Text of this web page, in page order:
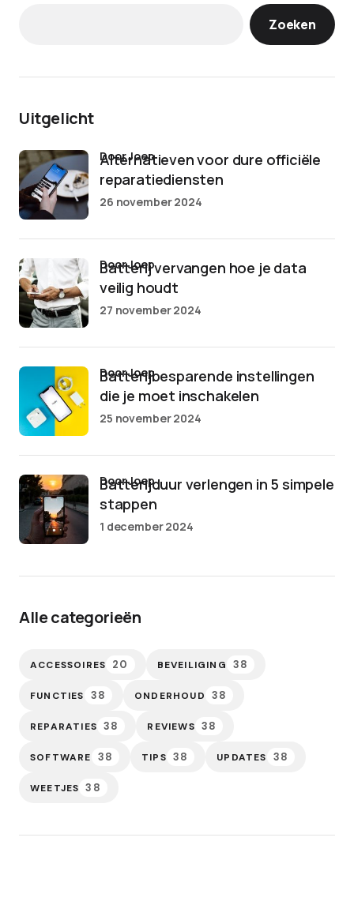
Zoeken
Uitgelicht
Alternatieven voor dure officiële
reparatiediensten
door Joep
26 november 2024
Batterij vervangen hoe je data
veilig houdt
door Joep
27 november 2024
Batterijbesparende instellingen
die je moet inschakelen
door Joep
25 november 2024
Batterijduur verlengen in 5 simpele
stappen
door Joep
1 december 2024
Alle categorieën
ACCESSOIRES 20 BEVEILIGING 38
FUNCTIES 38 ONDERHOUD 38
REPARATIES 38 REVIEWS 38
SOFTWARE 38 TIPS 38 UPDATES 38
WEETJES 38